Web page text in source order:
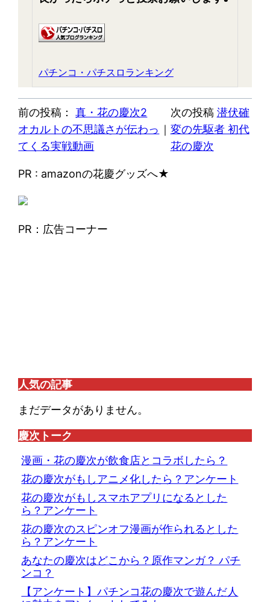
パチンコ・パチスロランキング
前の投稿：
真・花の慶次2
オカルトの不思議さが伝わっ
てくる実戦動画
｜
次の投稿 潜伏確
変の先駆者 初代
花の慶次
PR : amazonの花慶グッズへ★
PR：広告コーナー
人気の記事
まだデータがありません。
慶次トーク
漫画・花の慶次が飲食店とコラボしたら？
花の慶次がもしアニメ化したら？アンケート
花の慶次がもしスマホアプリになるとした
ら？アンケート
花の慶次のスピンオフ漫画が作られるとした
ら？アンケート
あなたの慶次はどこから？原作マンガ？ パチ
ンコ？
【アンケート】パチンコ花の慶次で遊んだ人